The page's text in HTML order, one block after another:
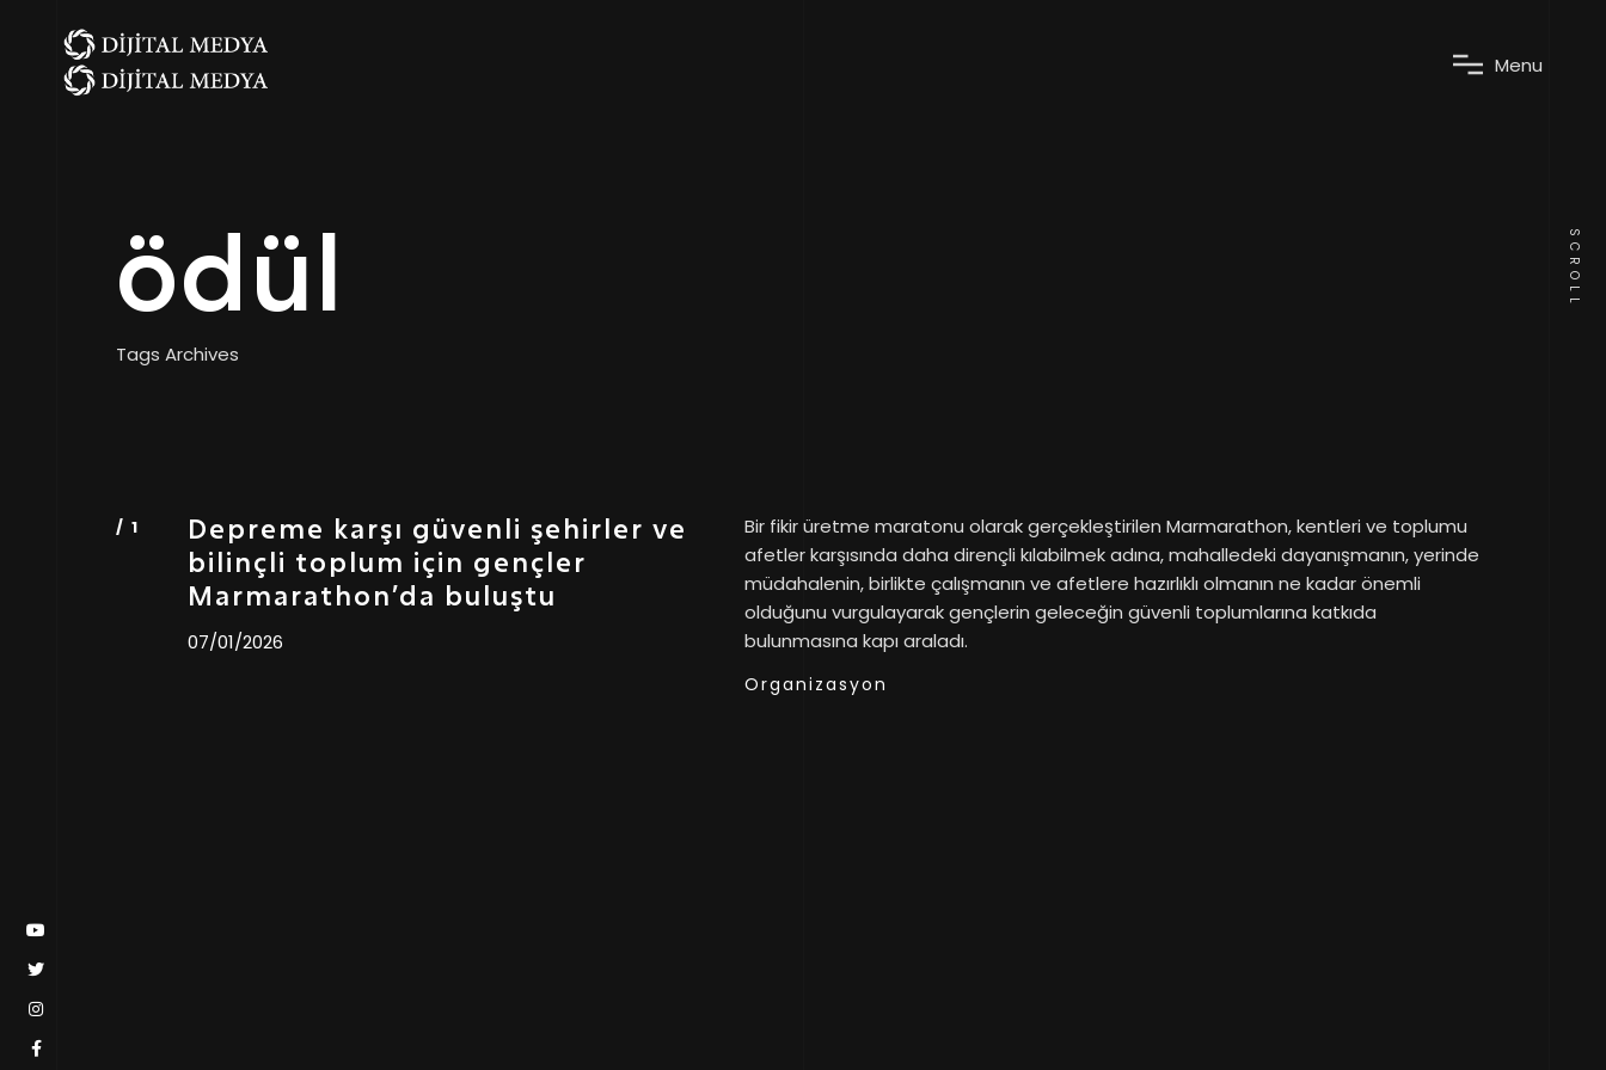
Menu
ödül
Tags Archives
SCROLL
Depreme karşı güvenli şehirler ve
bilinçli toplum için gençler
Marmarathon’da buluştu
07/01/2026
Bir fikir üretme maratonu olarak gerçekleştirilen Marmarathon, kentleri ve toplumu
afetler karşısında daha dirençli kılabilmek adına, mahalledeki dayanışmanın, yerinde
müdahalenin, birlikte çalışmanın ve afetlere hazırlıklı olmanın ne kadar önemli
olduğunu vurgulayarak gençlerin geleceğin güvenli toplumlarına katkıda
bulunmasına kapı araladı.
Organizasyon